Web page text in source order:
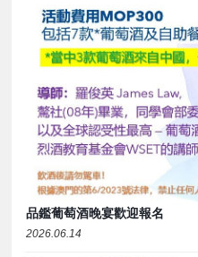
品鑑葡萄酒晚宴歡迎報名
2026.06.14